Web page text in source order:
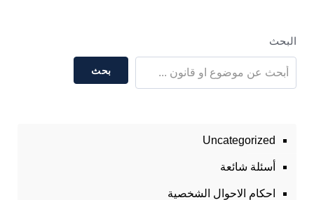
البحث
بحث
Uncategorized
أسئلة شائعة
احكام الاحوال الشخصية